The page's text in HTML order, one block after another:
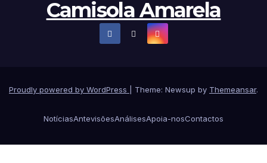
Camisola Amarela
Proudly powered by WordPress Theme: Newsup by Themeansar.
NotíciasAntevisõesAnálisesApoia-nosContactos